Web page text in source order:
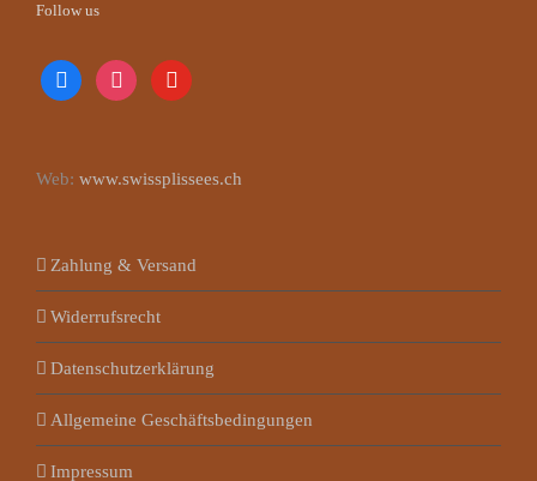
Follow us
facebookinstagramyoutube
Web: www.swissplissees.ch
Zahlung & Versand
Widerrufsrecht
Datenschutzerklärung
Allgemeine Geschäftsbedingungen
Impressum